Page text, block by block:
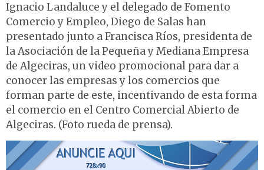
Ignacio Landaluce y el delegado de Fomento
Comercio y Empleo, Diego de Salas han
presentado junto a Francisca Ríos, presidenta de
la Asociación de la Pequeña y Mediana Empresa
de Algeciras, un video promocional para dar a
conocer las empresas y los comercios que
forman parte de este, incentivando de esta forma
el comercio en el Centro Comercial Abierto de
Algeciras. (Foto rueda de prensa).